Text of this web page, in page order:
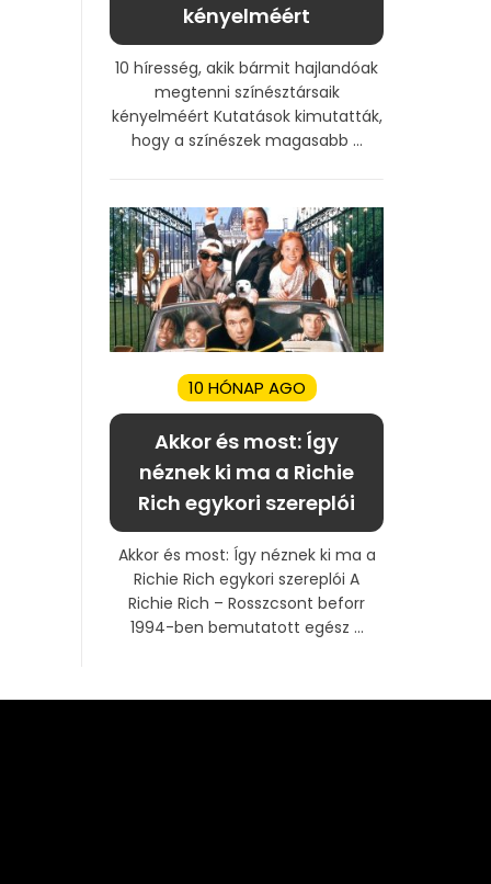
kényelméért
10 híresség, akik bármit hajlandóak
megtenni színésztársaik
kényelméért Kutatások kimutatták,
hogy a színészek magasabb ...
10 HÓNAP AGO
Akkor és most: Így
néznek ki ma a Richie
Rich egykori szereplói
Akkor és most: Így néznek ki ma a
Richie Rich egykori szereplói A
Richie Rich – Rosszcsont beforr
1994-ben bemutatott egész ...